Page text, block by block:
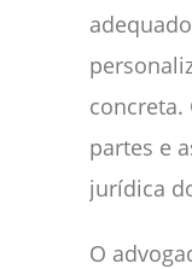
concreta.
partes e
jurídica
O